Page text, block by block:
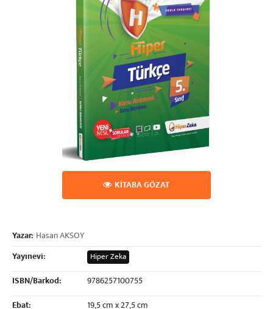
KİTABA GÖZAT
Yazar: Hasan AKSOY
Yayınevi:
Hiper Zeka
ISBN/Barkod:
9786257100755
Ebat:
19,5 cm x 27,5 cm